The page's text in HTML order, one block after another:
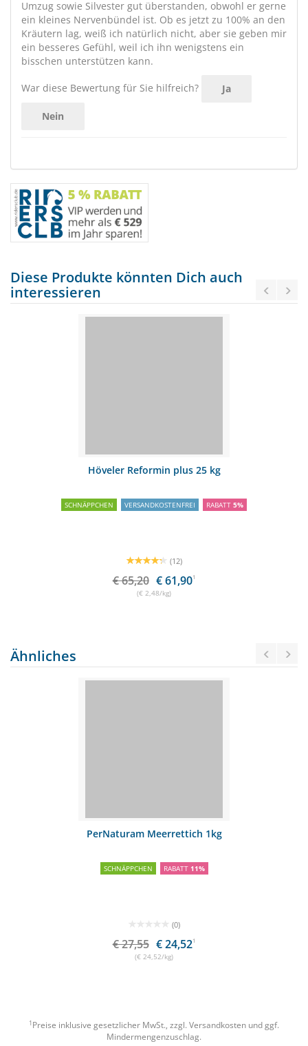
Umzug sowie Silvester gut überstanden, obwohl er gerne
ein kleines Nervenbündel ist. Ob es jetzt zu 100% an den
Kräutern lag, weiß ich natürlich nicht, aber sie geben mir
ein besseres Gefühl, weil ich ihn wenigstens ein
bisschen unterstützen kann.
War diese Bewertung für Sie hilfreich? Ja
Nein
Diese Produkte könnten Dich auch
interessieren
Höveler Reformin plus 25 kg
SCHNÄPPCHEN VERSANDKOSTENFREI RABATT 5%
(12)
€ 65,20 € 61,901
(€ 2,48/kg)
Ähnliches
PerNaturam Meerrettich 1kg
SCHNÄPPCHEN RABATT 11%
(0)
€ 27,55 € 24,521
(€ 24,52/kg)
1 Preise inklusive gesetzlicher MwSt., zzgl. Versandkosten und ggf.
Mindermengenzuschlag.